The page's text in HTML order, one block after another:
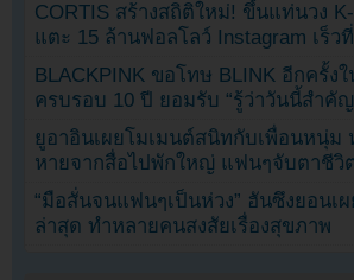
CORTIS สร้างสถิติใหม่! ขึ้นแท่นวง
แตะ 15 ล้านฟอลโลว์ Instagram เร็ว
BLACKPINK ขอโทษ BLINK อีกครั้ง
ครบรอบ 10 ปี ยอมรับ “รู้ว่าวันนี้สำคัญ
ยูอาอินเผยโมเมนต์สนิทกับเพื่อนหนุ่ม
หายจากสื่อไปพักใหญ่ แฟนๆจับตาชีวิ
“มือสั่นจนแฟนๆเป็นห่วง” ฮันซึงยอนเ
ล่าสุด ทำหลายคนสงสัยเรื่องสุขภาพ